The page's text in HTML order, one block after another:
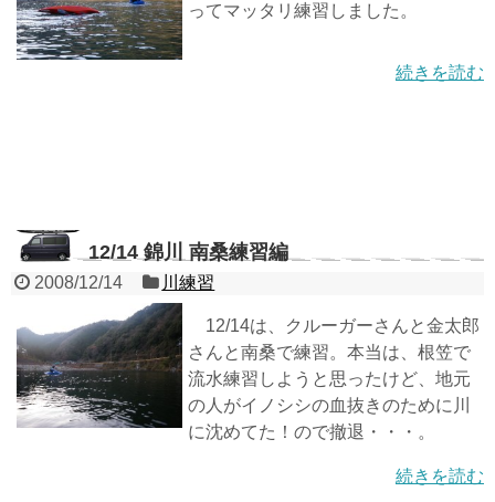
ってマッタリ練習しました。
続きを読む
12/14 錦川 南桑練習編
2008/12/14 川練習
12/14は、クルーガーさんと金太郎
さんと南桑で練習。本当は、根笠で
流水練習しようと思ったけど、地元
の人がイノシシの血抜きのために川
に沈めてた！ので撤退・・・。
続きを読む